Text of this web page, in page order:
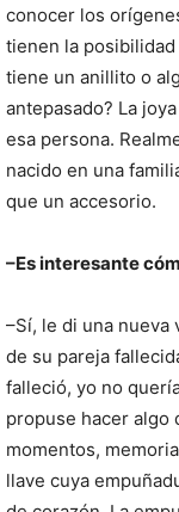
conocer los
tienen la
tiene un anillito o
antepasado? La
esa persona.
nacido en una
que un accesorio.
–Es interesante
–Sí, le di una nueva
de su pareja
falleció, yo no
propuse hacer algo
momentos,
llave cuya